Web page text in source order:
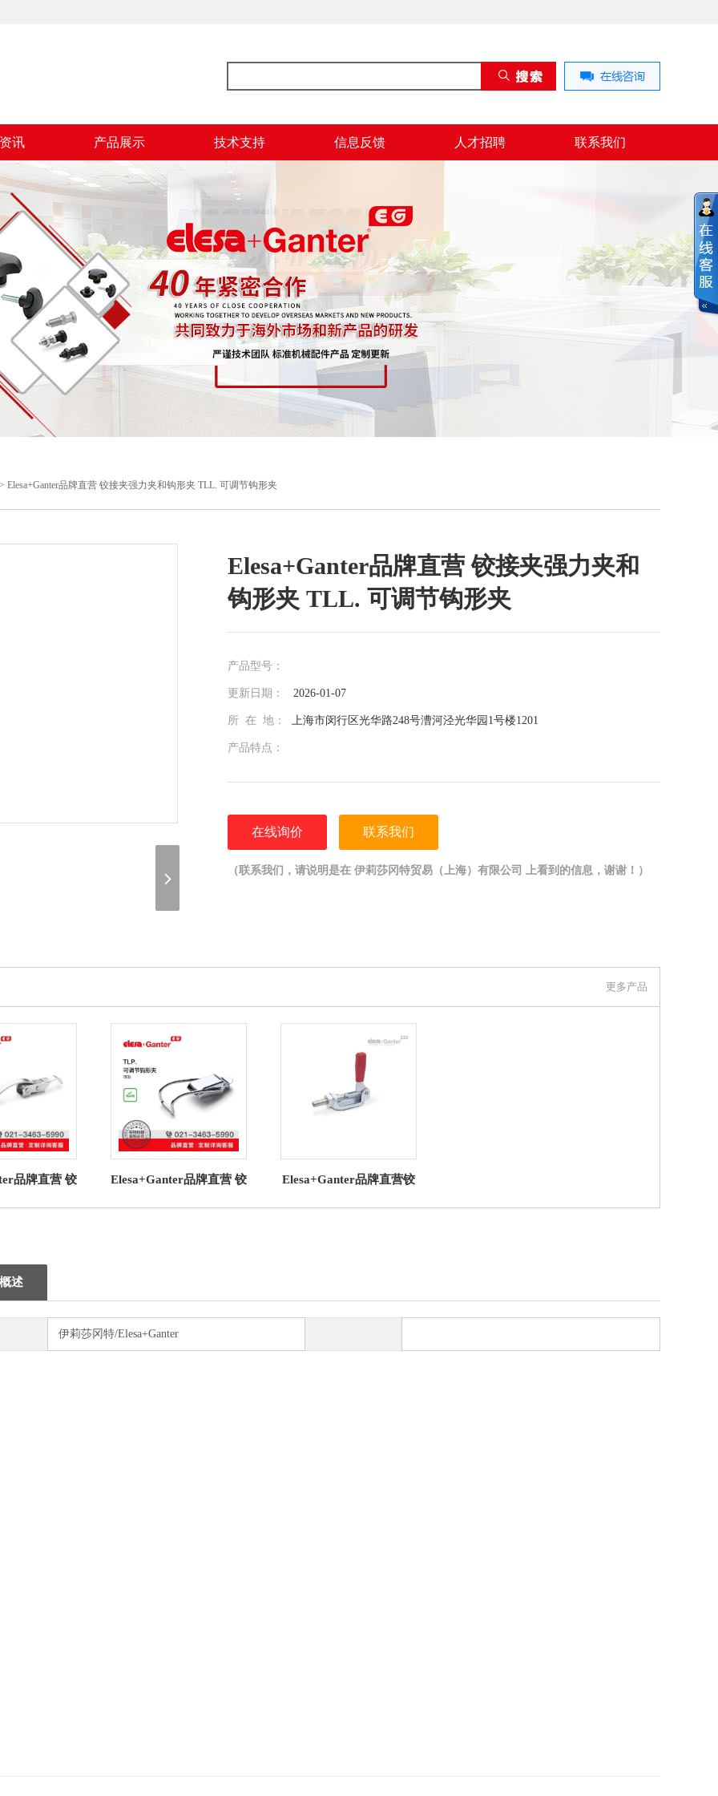
讯 产品展示 技术支持 信息反馈 人才招聘 联系我们
Elesa+Ganter品牌直营 铰接夹强力夹和钩形夹 TLL. 可调节钩形夹
Elesa+Ganter品牌直营 铰接夹强力夹和
钩形夹 TLL. 可调节钩形夹
产品型号：
更新日期： 2026-01-07
所 在 地： 上海市闵行区光华路248号漕河泾光华园1号楼1201
产品特点：
在线询价 联系我们
（联系我们，请说明是在 伊莉莎冈特贸易（上海）有限公司 上看到的信息，谢谢！）
更多产品
品牌直营 铰
夹 钢制
Elesa+Ganter品牌直营 铰
TLP. 可调节钩形夹
Elesa+Ganter品牌直营铰
GN 841用于推进夹紧
述
伊莉莎冈特/Elesa+Ganter